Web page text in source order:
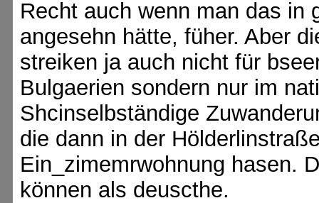
Recht auch wenn man das in
angesehn hätte, füher. Aber
streiken ja auch nicht für
Bulgaerien sondern nur im
Shcinselbständige
die dann in der
Ein_zimemrwohnung hasen.
können als deuscthe.